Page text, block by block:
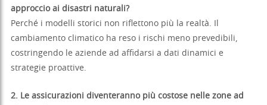
approccio ai disastri naturali?
Perché i modelli storici non riflettono più la realtà. Il
cambiamento climatico ha reso i rischi meno prevedibili,
costringendo le aziende ad affidarsi a dati dinamici e
strategie proattive.
2. Le assicurazioni diventeranno più costose nelle zone ad